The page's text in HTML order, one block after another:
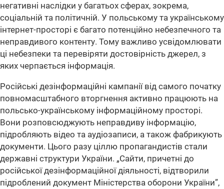
негативні наслідки у багатьох сферах, зокрема,
соціальній та політичній. У польському та українському
інтернет-просторі є багато потенційно небезпечного та
неправдивого контенту. Тому важливо усвідомлювати
ці небезпеки та перевіряти достовірність джерел, з
яких черпається інформація.
Російські дезінформаційні кампанії від самого початку
повномасштабного вторгнення активно працюють на
польсько-українському інформаційному просторі.
Вони розповсюджують неправдиву інформацію,
підробляють відео та аудіозаписи, а також фабрикують
документи. Цього разу ціллю пропагандистів стали
державні структури України. „Сайти, причетні до
російської дезінформаційної діяльності, відтворили
підроблений документ Міністерства оборони України”,